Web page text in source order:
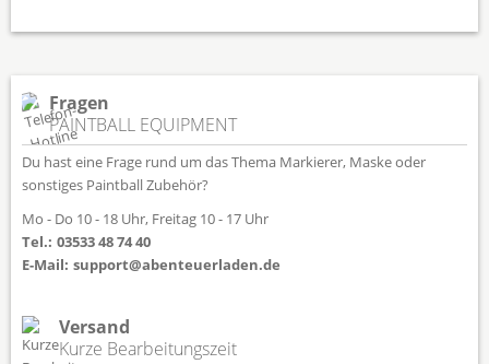
Fragen
PAINTBALL EQUIPMENT
Du hast eine Frage rund um das Thema Markierer, Maske oder
sonstiges Paintball Zubehör?
Mo - Do 10 - 18 Uhr, Freitag 10 - 17 Uhr
Tel.: 03533 48 74 40
E-Mail: support@abenteuerladen.de
Versand
Kurze Bearbeitungszeit